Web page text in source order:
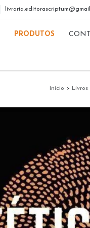
PRODUTOS
Início > Livros